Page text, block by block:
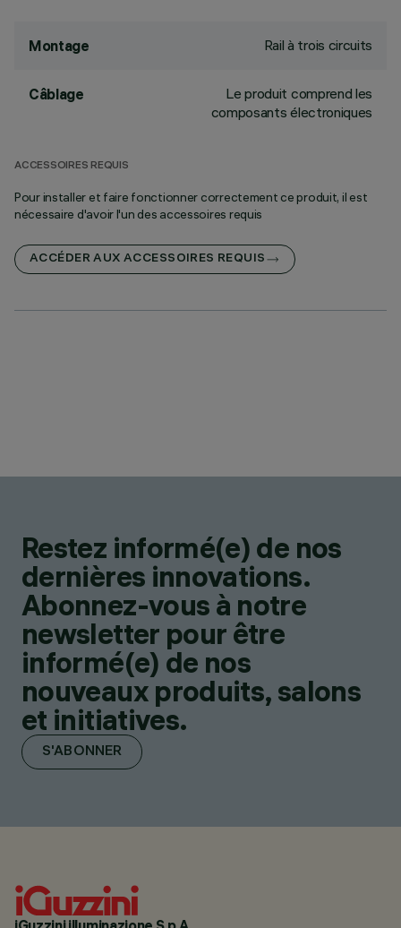
Montage Rail à trois circuits
Câblage
Le produit comprend les
composants électroniques
ACCESSOIRES REQUIS
Pour installer et faire fonctionner correctement ce produit, il est
nécessaire d'avoir l'un des accessoires requis
ACCÉDER AUX ACCESSOIRES REQUIS
Restez informé(e) de nos
dernières innovations.
Abonnez-vous à notre
newsletter pour être
informé(e) de nos
nouveaux produits, salons
et initiatives.
S'ABONNER